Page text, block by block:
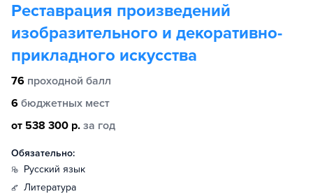
Реставрация произведений
изобразительного и декоративно-
прикладного искусства
76 проходной балл
6 бюджетных мест
от 538 300 р. за год
Обязательно:
русский язык
литература